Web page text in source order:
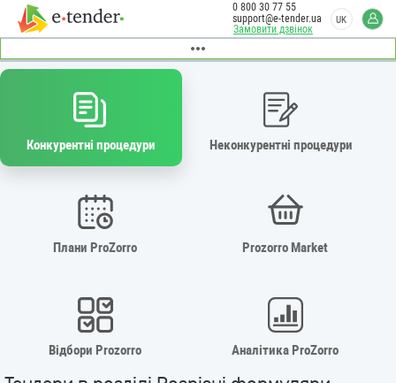
Замовити дзвінок
0 800 30 77 55
support@e-tender.ua
UK
Конкурентні процедури Неконкурентні процедури
Плани ProZorro Prozorro Market
Відбори Prozorro Аналітика ProZorro